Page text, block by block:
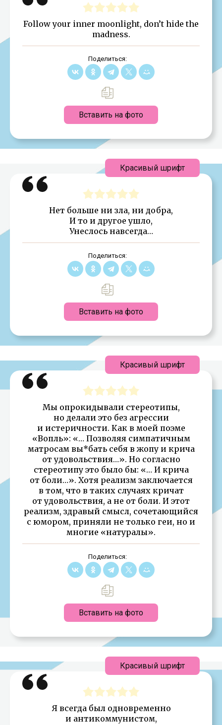
Follow your inner moonlight, don’t hide the
madness.
Поделиться:
Вставить на фото
Нет больше ни зла, ни добра,
И то и другое ушло,
Унеслось навсегда…
Поделиться:
Вставить на фото
Красивый шрифт
Мы опрокидывали стереотипы,
но делали это без агрессии
и истеричности. Как в моей поэме
«Вопль»: «… Позволяя симпатичным
матросам вы*бать себя в жопу и крича
от удовольствия…». Но согласно
стереотипу это было бы: «… И крича
от боли…». Хотя реализм заключается
в том, что в таких случаях кричат
от удовольствия, а не от боли. И этот
реализм, здравый смысл, сочетающийся
с юмором, приняли не только геи, но и
многие «натуралы».
Поделиться:
Вставить на фото
Красивый шрифт
Я всегда был одновременно
и антикоммунистом,
Красивый шрифт